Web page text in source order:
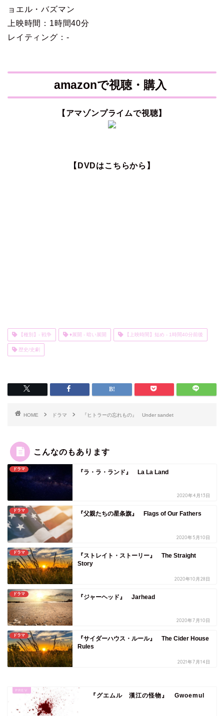
ョエル・バズマン
上映時間：1時間40分
レイティング：-
amazonで視聴・購入
【アマゾンプライムで視聴】
【DVDはこちらから】
【種別】- 戦争 ♦展開 - 暗い展開 【上映時間】短め - 1時間40分前後
歴史/史劇
HOME ドラマ 『ヒトラーの忘れもの』 Under sandet
こんなのもあります
ドラマ 『ラ・ラ・ランド』 La La Land
2020年4月13日
ドラマ 『父親たちの星条旗』 Flags of Our Fathers
2020年5月10日
ドラマ
『ストレイト・ストーリー』 The Straight
Story
2020年10月28日
ドラマ 『ジャーヘッド』 Jarhead
2020年7月10日
ドラマ
『サイダーハウス・ルール』 The Cider House
Rules
2021年7月14日
『グエムル 漢江の怪物』 Gwoemul